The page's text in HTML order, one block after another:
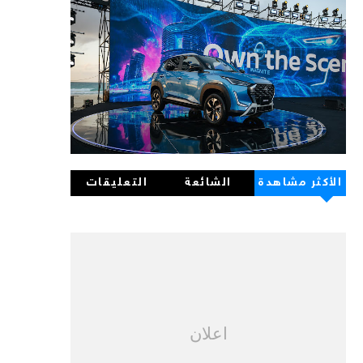
الأكثر مشاهدة الشائعة التعليقات
اعلان